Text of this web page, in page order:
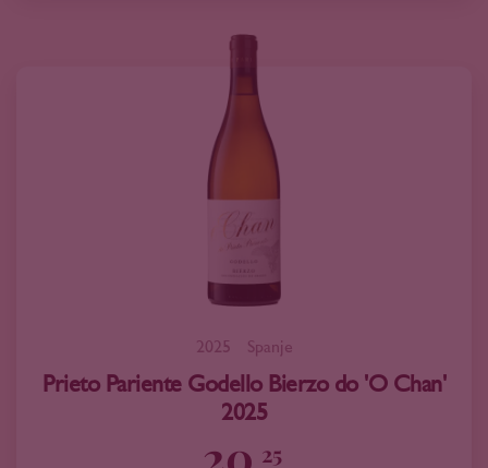
2025 Spanje
Prieto Pariente Godello Bierzo do 'O Chan'
2025
25